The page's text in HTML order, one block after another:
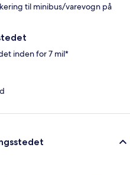
til minibus/varevogn på
inden for 7 mil*